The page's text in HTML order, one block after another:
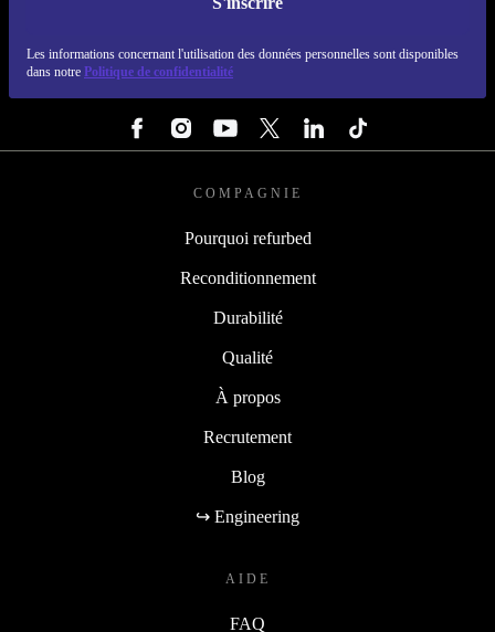
Les informations concernant l'utilisation des données personnelles sont disponibles
dans notre Politique de confidentialité
COMPAGNIE
Pourquoi refurbed
Reconditionnement
Durabilité
Qualité
À propos
Recrutement
Blog
↪ Engineering
AIDE
FAQ